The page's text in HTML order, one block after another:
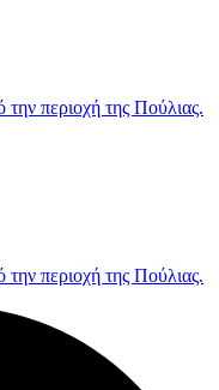
περιοχή της Πούλιας.
περιοχή της Πούλιας.